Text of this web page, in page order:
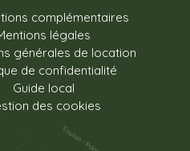
complémentaires
légales
générales de location
de confidentialité
Guide local
des cookies